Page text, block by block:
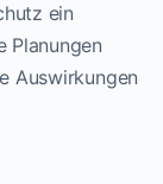
ein
Planungen
Auswirkungen